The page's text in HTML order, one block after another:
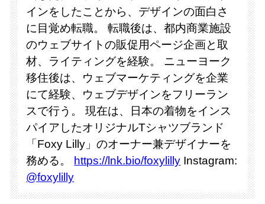
インをしたことから、デザインの面白さ
に目覚め転職。 転職後は、都内商業施設
のウェブサイトの販促用ページ企画と取
材、ライティングを経験。 ニューヨーク
移住後は、ウェブマーケティングを企業
にて経験、ウェブデザインをフリーラン
スで行う。 現在は、日本の着物をインス
パイアしたオリジナルTシャツブランド
「Foxy Lilly」のオーナー兼デザイナーを
務める。
https://lnk.bio/foxylilly Instagram:
@foxylilly